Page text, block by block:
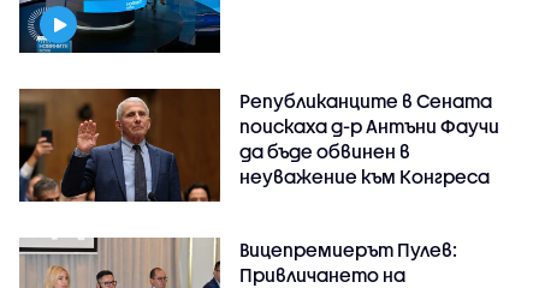
Републиканците в Сената
поискаха д-р Антъни Фаучи
да бъде обвинен в
неуважение към Конгреса
Вицепремиерът Пулев:
Привличането на